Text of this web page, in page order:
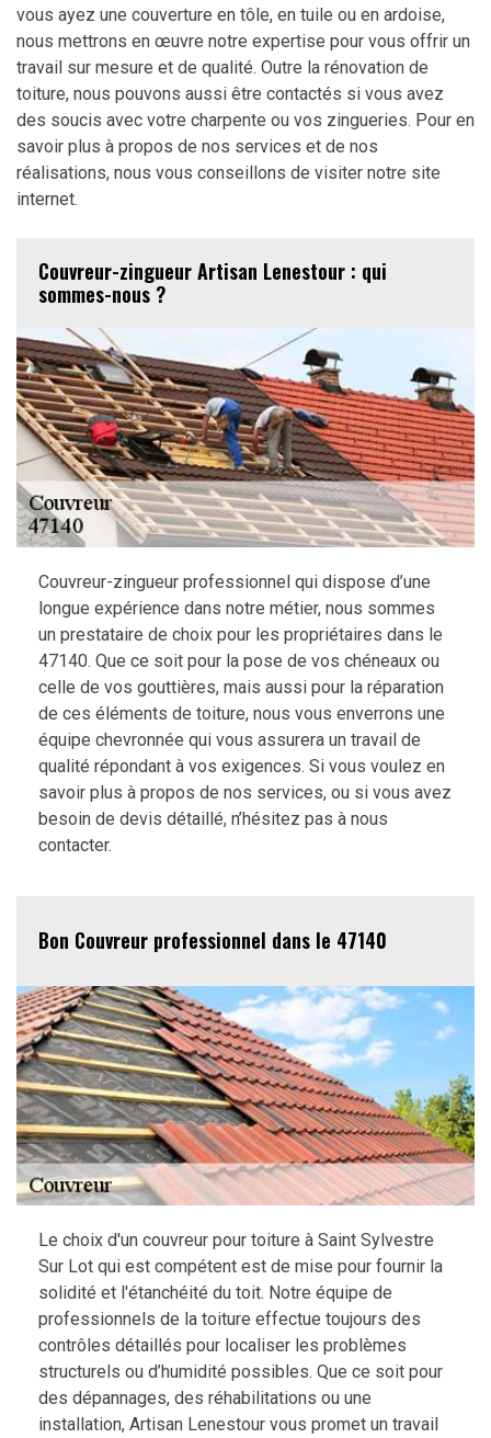
vous ayez une couverture en tôle, en tuile ou en ardoise,
nous mettrons en œuvre notre expertise pour vous offrir un
travail sur mesure et de qualité. Outre la rénovation de
toiture, nous pouvons aussi être contactés si vous avez
des soucis avec votre charpente ou vos zingueries. Pour en
savoir plus à propos de nos services et de nos
réalisations, nous vous conseillons de visiter notre site
internet.
Couvreur-zingueur Artisan Lenestour : qui
sommes-nous ?
Couvreur-zingueur professionnel qui dispose d’une
longue expérience dans notre métier, nous sommes
un prestataire de choix pour les propriétaires dans le
47140. Que ce soit pour la pose de vos chéneaux ou
celle de vos gouttières, mais aussi pour la réparation
de ces éléments de toiture, nous vous enverrons une
équipe chevronnée qui vous assurera un travail de
qualité répondant à vos exigences. Si vous voulez en
savoir plus à propos de nos services, ou si vous avez
besoin de devis détaillé, n’hésitez pas à nous
contacter.
Bon Couvreur professionnel dans le 47140
Le choix d'un couvreur pour toiture à Saint Sylvestre
Sur Lot qui est compétent est de mise pour fournir la
solidité et l'étanchéité du toit. Notre équipe de
professionnels de la toiture effectue toujours des
contrôles détaillés pour localiser les problèmes
structurels ou d’humidité possibles. Que ce soit pour
des dépannages, des réhabilitations ou une
installation, Artisan Lenestour vous promet un travail